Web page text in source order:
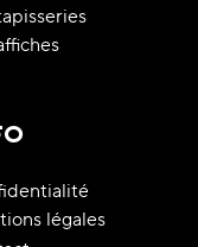
légales